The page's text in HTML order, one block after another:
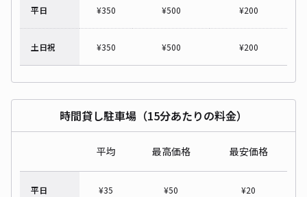
平日 ¥350 ¥500 ¥200
土日祝 ¥350 ¥500 ¥200
時間貸し駐車場（15分あたりの料金）
平均 最高価格 最安価格
平日 ¥35 ¥50 ¥20